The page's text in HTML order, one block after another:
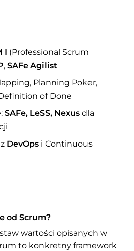
I (Professional Scrum
,SAFe Agilist
Planning Poker,
of Done
SAFe, LeSS, Nexus dla
DevOps i Continuous
od Scrum?
wartości opisanych w
to konkretny framework